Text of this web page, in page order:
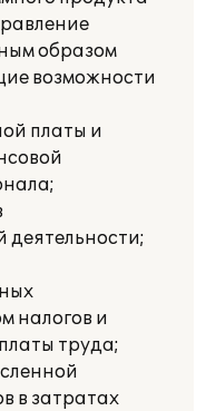
образом
возможности
платы и
деятельности;
налогов и
труда;
в затратах